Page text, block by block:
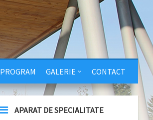
PROGRAM GALERIE CONTACT
APARAT DE SPECIALITATE